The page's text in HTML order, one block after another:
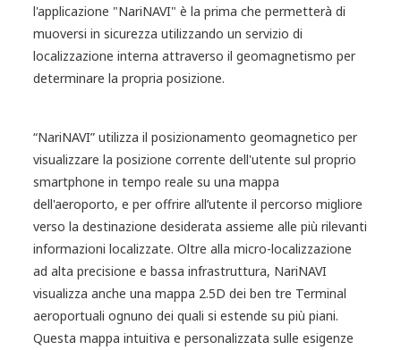
l'applicazione "NariNAVI" è la prima che permetterà di
muoversi in sicurezza utilizzando un servizio di
localizzazione interna attraverso il geomagnetismo per
determinare la propria posizione.
“NariNAVI” utilizza il posizionamento geomagnetico per
visualizzare la posizione corrente dell'utente sul proprio
smartphone in tempo reale su una mappa
dell'aeroporto, e per offrire all’utente il percorso migliore
verso la destinazione desiderata assieme alle più rilevanti
informazioni localizzate. Oltre alla micro-localizzazione
ad alta precisione e bassa infrastruttura, NariNAVI
visualizza anche una mappa 2.5D dei ben tre Terminal
aeroportuali ognuno dei quali si estende su più piani.
Questa mappa intuitiva e personalizzata sulle esigenze